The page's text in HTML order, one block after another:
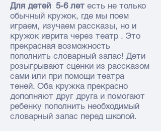
Для детей 5-6 лет есть не только
обычный кружок, где мы поем
играем, изучаем рассказы, но и
кружок иврита через театр . Это
прекрасная возможность
пополнить словарный запас! Дети
розыгрывают сценки из рассказом
сами или при помощи театра
теней. Оба кружка прекрасно
дополняют друг друга и помогают
ребенку пополнить необходимый
словарный запас перед школой.